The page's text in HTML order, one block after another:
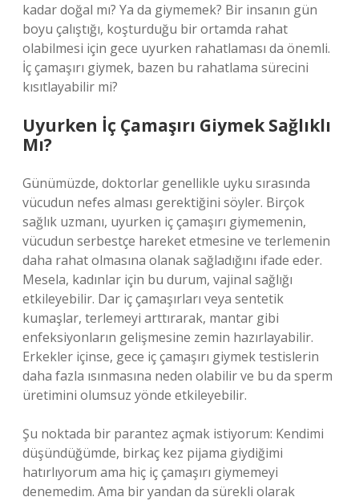
kadar doğal mı? Ya da giymemek? Bir insanın gün
boyu çalıştığı, koşturduğu bir ortamda rahat
olabilmesi için gece uyurken rahatlaması da önemli.
İç çamaşırı giymek, bazen bu rahatlama sürecini
kısıtlayabilir mi?
Uyurken İç Çamaşırı Giymek Sağlıklı
Mı?
Günümüzde, doktorlar genellikle uyku sırasında
vücudun nefes alması gerektiğini söyler. Birçok
sağlık uzmanı, uyurken iç çamaşırı giymemenin,
vücudun serbestçe hareket etmesine ve terlemenin
daha rahat olmasına olanak sağladığını ifade eder.
Mesela, kadınlar için bu durum, vajinal sağlığı
etkileyebilir. Dar iç çamaşırları veya sentetik
kumaşlar, terlemeyi arttırarak, mantar gibi
enfeksiyonların gelişmesine zemin hazırlayabilir.
Erkekler içinse, gece iç çamaşırı giymek testislerin
daha fazla ısınmasına neden olabilir ve bu da sperm
üretimini olumsuz yönde etkileyebilir.
Şu noktada bir parantez açmak istiyorum: Kendimi
düşündüğümde, birkaç kez pijama giydiğimi
hatırlıyorum ama hiç iç çamaşırı giymemeyi
denemedim. Ama bir yandan da sürekli olarak